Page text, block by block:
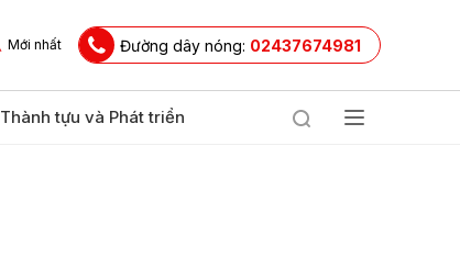
Mới nhất Đường dây nóng: 02437674981
Thành tựu và Phát triển